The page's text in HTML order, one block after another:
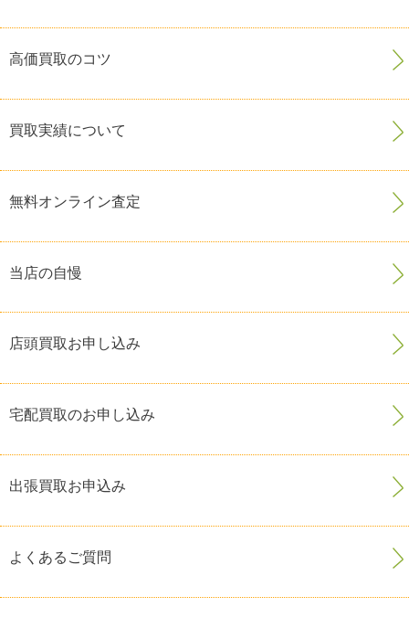
高価買取のコツ
買取実績について
無料オンライン査定
当店の自慢
店頭買取お申し込み
宅配買取のお申し込み
出張買取お申込み
よくあるご質問